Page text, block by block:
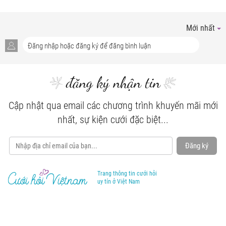
Mới nhất
đăng ký nhận tin
Cập nhật qua email các chương trình khuyến mãi mới
nhất, sự kiện cưới đặc biệt...
Đăng ký
Trang thông tin cưới hỏi
uy tín ở Việt Nam